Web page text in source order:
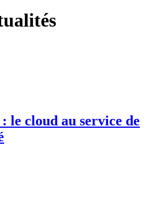
le cloud au service de